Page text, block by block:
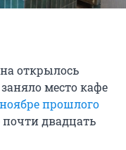
открылось
место кафе
прошлого
почти двадцать